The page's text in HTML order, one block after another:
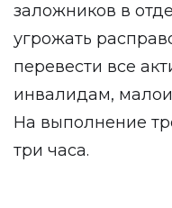
заложников в
угрожать
перевести все
инвалидам,
На выполнение
три часа.